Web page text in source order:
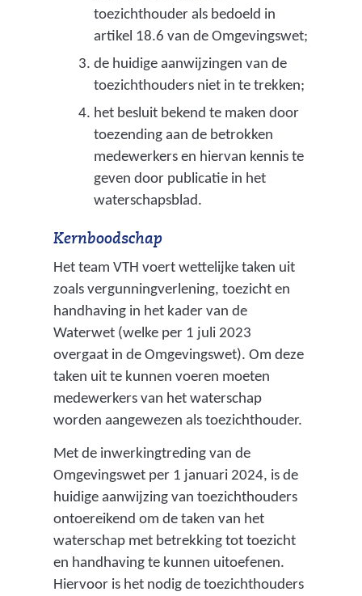
i
c
i
j
n
)
toezichthouder als bedoeld in
artikel 18.6 van de Omgevingswet;
de huidige aanwijzingen van de
toezichthouders niet in te trekken;
het besluit bekend te maken door
toezending aan de betrokken
medewerkers en hiervan kennis te
geven door publicatie in het
waterschapsblad.
Kernboodschap
Het team VTH voert wettelijke taken uit
zoals vergunningverlening, toezicht en
handhaving in het kader van de
Waterwet (welke per 1 juli 2023
overgaat in de Omgevingswet). Om deze
taken uit te kunnen voeren moeten
medewerkers van het waterschap
worden aangewezen als toezichthouder.
Met de inwerkingtreding van de
Omgevingswet per 1 januari 2024, is de
huidige aanwijzing van toezichthouders
ontoereikend om de taken van het
waterschap met betrekking tot toezicht
en handhaving te kunnen uitoefenen.
Hiervoor is het nodig de toezichthouders